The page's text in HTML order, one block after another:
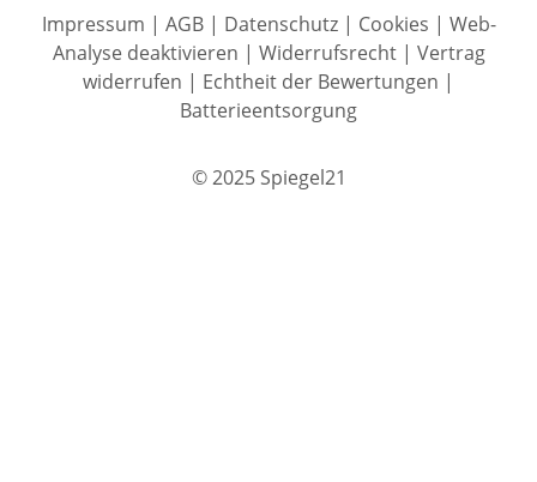
Impressum | AGB| Datenschutz| Cookies | Web-
Analyse deaktivieren | Widerrufsrecht| Vertrag
widerrufen | Echtheit der Bewertungen |
Batterieentsorgung
© 2025 Spiegel21